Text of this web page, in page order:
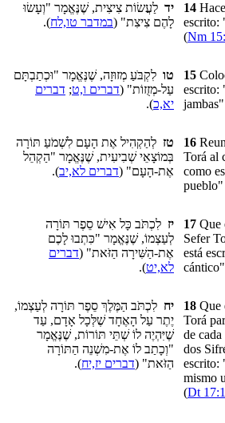
יד לַעֲשׂוֹת צִיצִית, שֶׁנֶּאֱמָר "וְעָשׂוּ
לָהֶם צִיצִת" (במדבר טו,לח).
14
escrito:
(Nm
טו לִקְבֹּעַ מְזוּזָה, שֶׁנֶּאֱמָר "וּכְתַבְתָּם
עַל-מְזֻזוֹת" (דברים ו,ט; דברים
יא,כ).
15
escrito:
טז לְהַקְהִיל אֶת הָעָם לִשְׁמֹעַ תּוֹרָה
בְּמוֹצָאֵי שְׁבִיעִית, שֶׁנֶּאֱמָר "הַקְהֵל
אֶת-הָעָם" (דברים לא,יב).
16
Torá al
como
יז לִכְתֹּב כָּל אִישׁ סֵפֶר תּוֹרָה
לְעַצְמוֹ, שֶׁנֶּאֱמָר "כִּתְבוּ לָכֶם
אֶת-הַשִּׁירָה הַזֹּאת" (דברים
לא,יט).
17 Que
Sefer
está
יח לִכְתֹּב הַמֶּלֶךְ סֵפֶר תּוֹרָה לְעַצְמוֹ,
יֶתֶר עַל הָאֶחָד שֶׁלְּכָל אָדָם, עַד
שֶׁיִּהְיֶה לוֹ שְׁתֵּי תּוֹרוֹת, שֶׁנֶּאֱמָר
"וְכָתַב לוֹ אֶת-מִשְׁנֵה הַתּוֹרָה
הַזֹּאת" (דברים יז,יח).
18 Que
Torá
de
dos
escrito:
mismo
(Dt